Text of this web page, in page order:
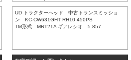
UD トラクターヘッド 中古トランスミッショ
ン KC-CW631GHT RH10 450PS
TM形式 MRT21A ギアレシオ 5.857